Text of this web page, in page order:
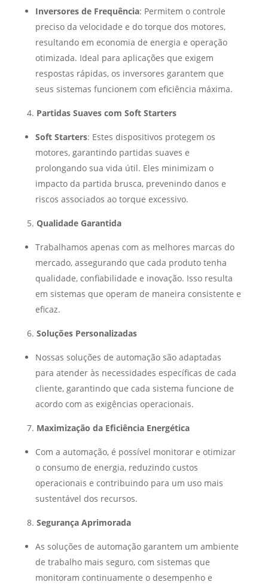
Inversores de Frequência: Permitem o controle
preciso da velocidade e do torque dos motores,
resultando em economia de energia e operação
otimizada. Ideal para aplicações que exigem
respostas rápidas, os inversores garantem que
seus sistemas funcionem com eficiência máxima.
Partidas Suaves com Soft Starters
Soft Starters: Estes dispositivos protegem os
motores, garantindo partidas suaves e
prolongando sua vida útil. Eles minimizam o
impacto da partida brusca, prevenindo danos e
riscos associados ao torque excessivo.
Qualidade Garantida
Trabalhamos apenas com as melhores marcas do
mercado, assegurando que cada produto tenha
qualidade, confiabilidade e inovação. Isso resulta
em sistemas que operam de maneira consistente e
eficaz.
Soluções Personalizadas
Nossas soluções de automação são adaptadas
para atender às necessidades específicas de cada
cliente, garantindo que cada sistema funcione de
acordo com as exigências operacionais.
Maximização da Eficiência Energética
Com a automação, é possível monitorar e otimizar
o consumo de energia, reduzindo custos
operacionais e contribuindo para um uso mais
sustentável dos recursos.
Segurança Aprimorada
As soluções de automação garantem um ambiente
de trabalho mais seguro, com sistemas que
monitoram continuamente o desempenho e